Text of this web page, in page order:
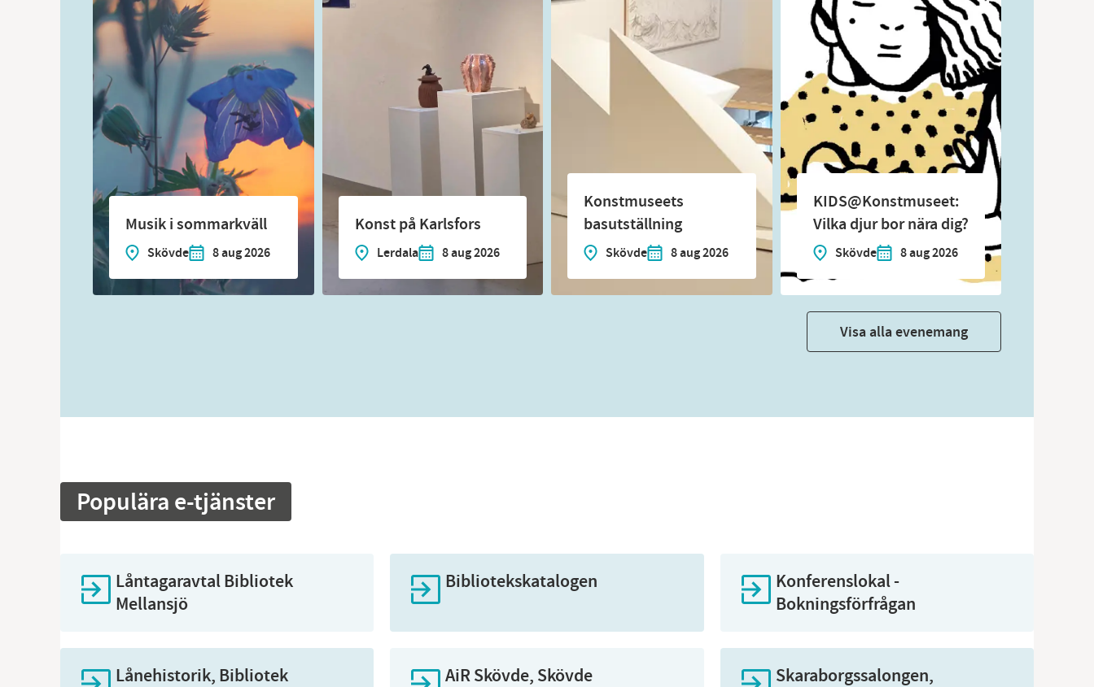
Musik i sommarkväll
Skövde 8 aug 2026
Konst på Karlsfors
Lerdala 8 aug 2026
Konstmuseets
basutställning
Skövde 8 aug 2026
KIDS@Konstmuseet:
Vilka djur bor nära dig?
Skövde 8 aug 2026
Visa alla evenemang
Populära e-tjänster
Låntagaravtal Bibliotek
Mellansjö
Bibliotekskatalogen
Konferenslokal -
Bokningsförfrågan
Lånehistorik, Bibliotek
AiR Skövde, Skövde
Skaraborgssalongen,